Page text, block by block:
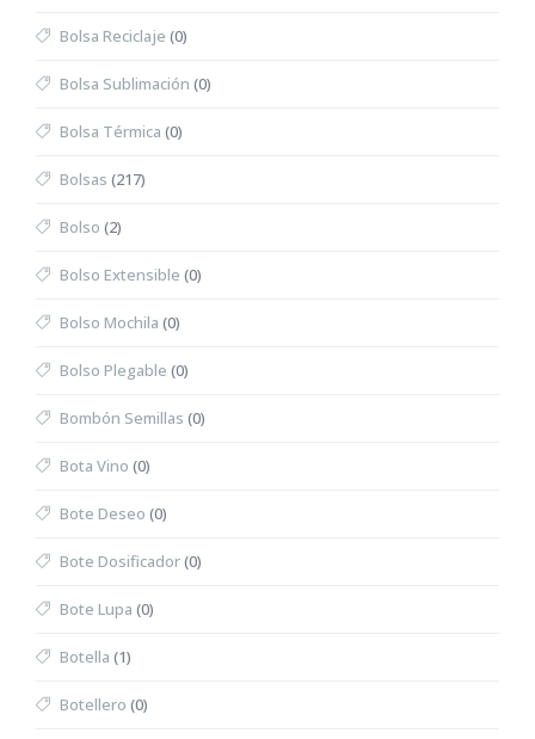
Bolsa Reciclaje (0)
Bolsa Sublimación (0)
Bolsa Térmica (0)
Bolsas (217)
Bolso (2)
Bolso Extensible (0)
Bolso Mochila (0)
Bolso Plegable (0)
Bombón Semillas (0)
Bota Vino (0)
Bote Deseo (0)
Bote Dosificador(0)
Bote Lupa (0)
Botella (1)
Botellero (0)